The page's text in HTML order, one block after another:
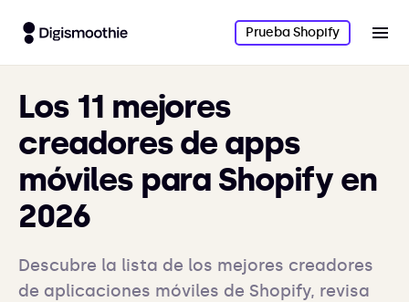
Prueba Shopify
Los 11 mejores
creadores de apps
móviles para Shopify en
2026
Descubre la lista de los mejores creadores
de aplicaciones móviles de Shopify, revisa